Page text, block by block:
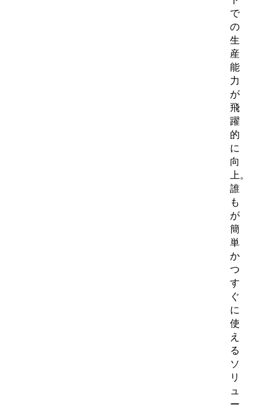
で
の
生
産
能
力
が
飛
躍
的
に
向
上。
誰
も
が
簡
単
か
つ
す
ぐ
に
使
え
る
ソ
リ
ュ
ー